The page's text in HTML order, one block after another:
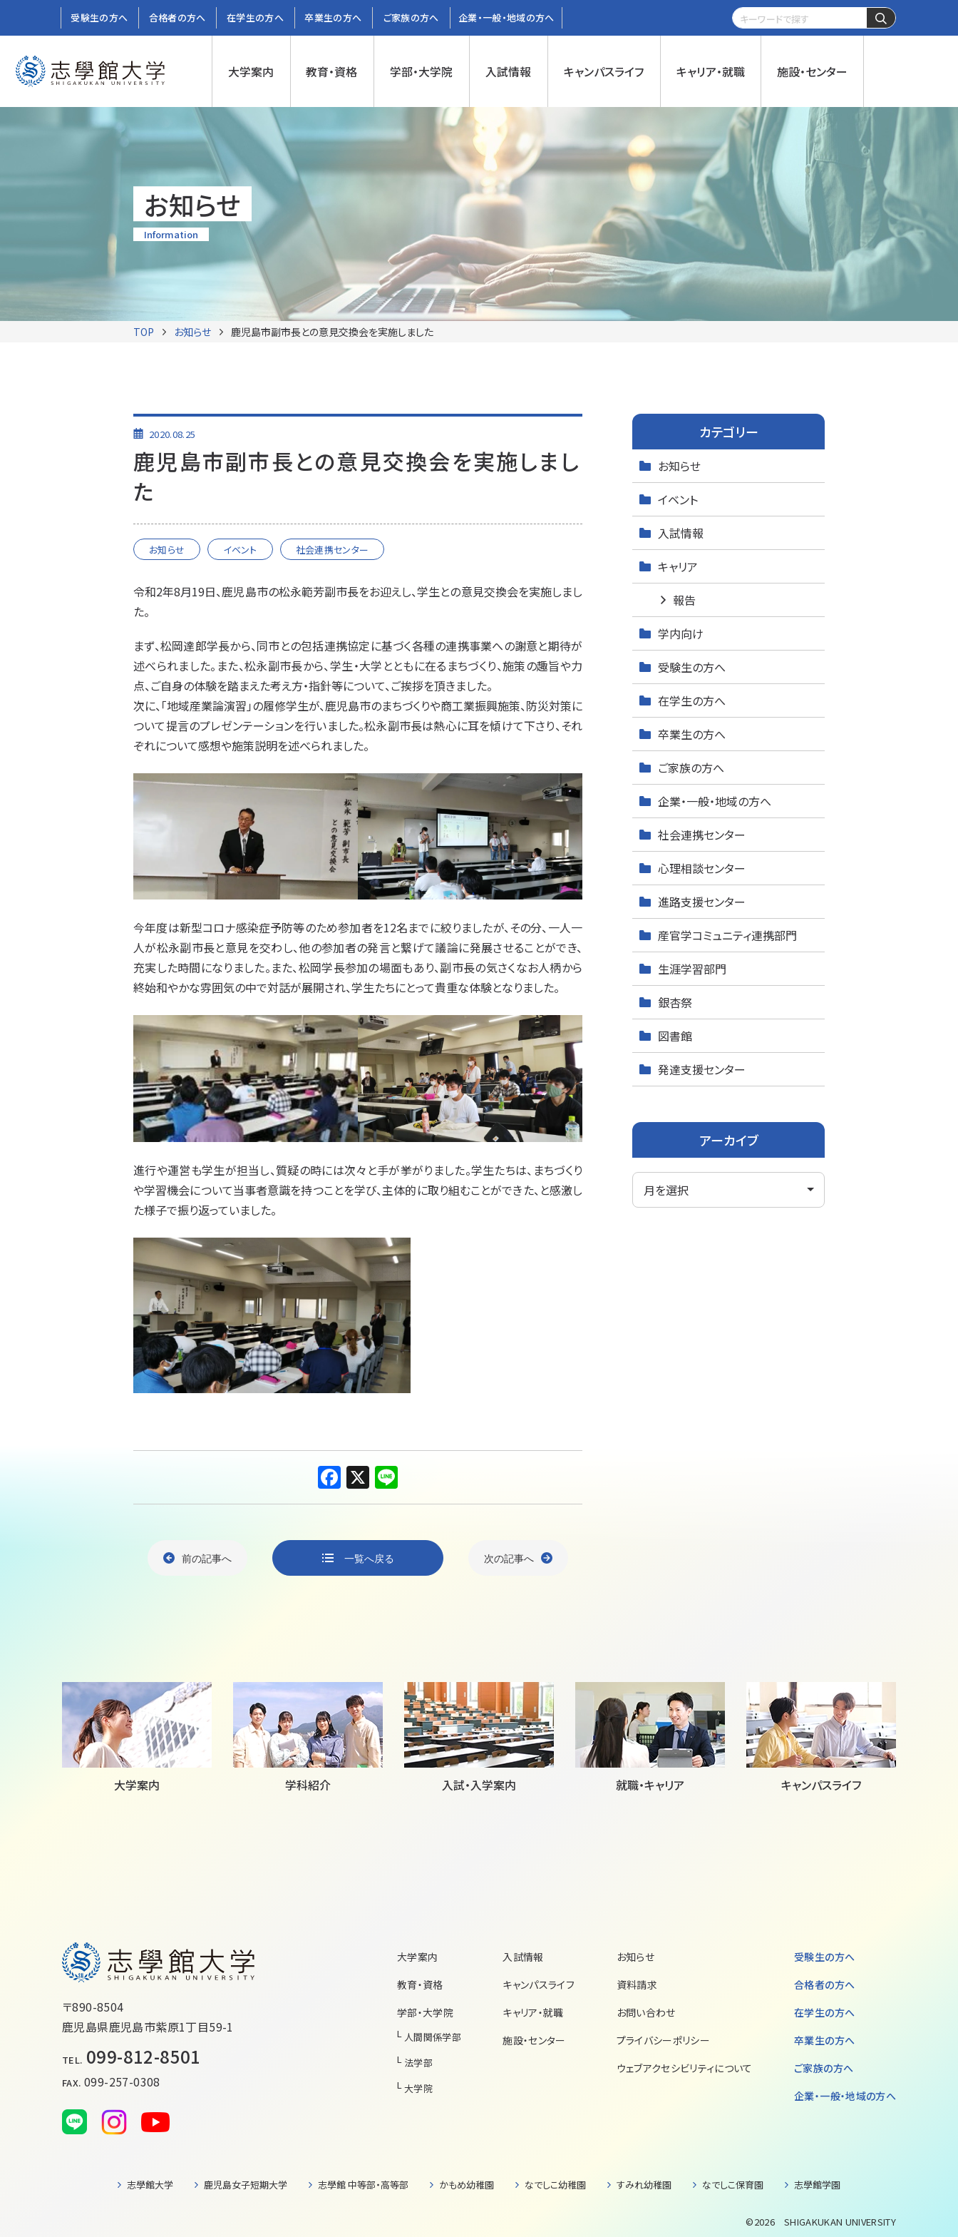
受験生の方へ 合格者の方へ 在学生の方へ 卒業生の方へ ご家族の方へ 企業・一般・地域の方へ
大学案内 教育・資格 学部・大学院 入試情報 キャンパスライフ キャリア・就職 施設・センター
お知らせ
Information
TOP お知らせ 鹿児島市副市長との意見交換会を実施しました
2020.08.25
鹿児島市副市長との意見交換会を実施しまし
た
お知らせ イベント 社会連携センター
令和2年8月19日、鹿児島市の松永範芳副市長をお迎えし、学生との意見交換会を実施しまし
た。
まず、松岡達郎学長から、同市との包括連携協定に基づく各種の連携事業への謝意と期待が
述べられました。また、松永副市長から、学生・大学とともに在るまちづくり、施策の趣旨や力
点、ご自身の体験を踏まえた考え方・指針等について、ご挨拶を頂きました。
次に、「地域産業論演習」の履修学生が、鹿児島市のまちづくりや商工業振興施策、防災対策に
ついて提言のプレゼンテーションを行いました。松永副市長は熱心に耳を傾けて下さり、それ
ぞれについて感想や施策説明を述べられました。
今年度は新型コロナ感染症予防等のため参加者を12名までに絞りましたが、その分、一人一
人が松永副市長と意見を交わし、他の参加者の発言と繋げて議論に発展させることができ、
充実した時間になりました。また、松岡学長参加の場面もあり、副市長の気さくなお人柄から
終始和やかな雰囲気の中で対話が展開され、学生たちにとって貴重な体験となりました。
進行や運営も学生が担当し、質疑の時には次々と手が挙がりました。学生たちは、まちづくり
や学習機会について当事者意識を持つことを学び、主体的に取り組むことができた、と感激し
た様子で振り返っていました。
F
a
e
b
X
n
前の記事へ 次の記事へ
一覧へ戻る
カテゴリー
お知らせ
イベント
入試情報
キャリア
報告
学内向け
受験生の方へ
在学生の方へ
卒業生の方へ
ご家族の方へ
企業・一般・地域の方へ
社会連携センター
心理相談センター
進路支援センター
産官学コミュニティ連携部門
生涯学習部門
銀杏祭
図書館
発達支援センター
アーカイブ
大学案内 学科紹介 入試・入学案内 就職・キャリア キャンパスライフ
〒890-8504
鹿児島県鹿児島市紫原1丁目59-1
TEL. 099-812-8501
FAX. 099-257-0308
大学案内
教育・資格
学部・大学院
人間関係学部
法学部
大学院
入試情報
キャンパスライフ
キャリア・就職
施設・センター
お知らせ
資料請求
お問い合わせ
プライバシーポリシー
ウェブアクセシビリティについて
受験生の方へ
合格者の方へ
在学生の方へ
卒業生の方へ
ご家族の方へ
企業・一般・地域の方へ
志學館大学 鹿児島女子短期大学 志學館 中等部・高等部 かもめ幼稚園 なでしこ幼稚園 すみれ幼稚園 なでしこ保育園 志學館学園
©2026 SHIGAKUKAN UNIVERSITY